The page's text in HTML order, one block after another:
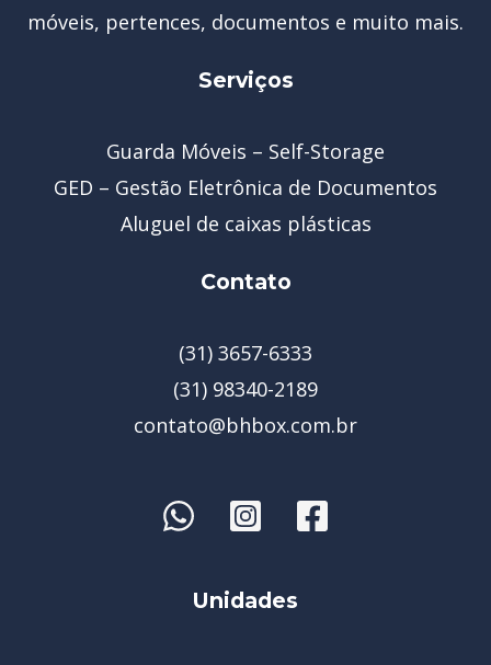
móveis, pertences, documentos e muito mais.
Serviços
Guarda Móveis – Self-Storage
GED – Gestão Eletrônica de Documentos
Aluguel de caixas plásticas
Contato
(31) 3657-6333
(31) 98340-2189
contato@bhbox.com.br
Unidades